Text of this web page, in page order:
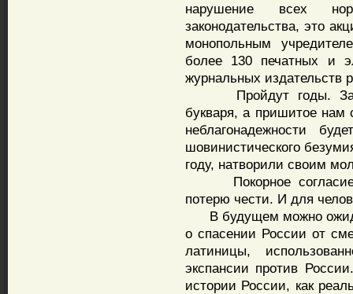
нарушение всех
законодательства, это
монопольным
более 130 печатных и
журнальных издательств
Пройдут годы.
букваря, а пришитое нам
неблагонадежности
шовинистического
году, натворили своим
Покорное согласие с
потерю чести. И для
В будущем можно
о спасении России от
латиницы,
экспансии против
истории России, как